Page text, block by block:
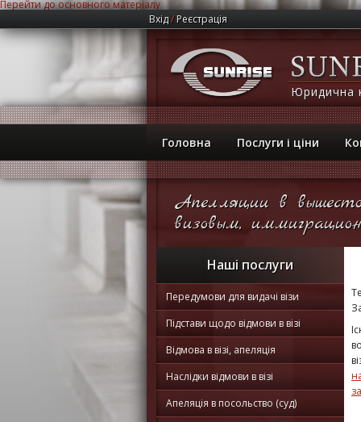
Перейти до основного матеріалу
Вхід/ Реєстрація
Головна Послуги і ціни
Юридична
Апелляции в
визовым,
Наші послуги
Передумови для видачі візи
Підстави щодо відмови в візі
Відмова в візі, апеляція
Наслідки відмови в візі
Апеляція в посольство (суд)